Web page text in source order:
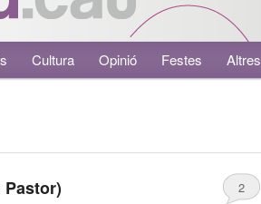
Cultura Opinió Festes Altres
2